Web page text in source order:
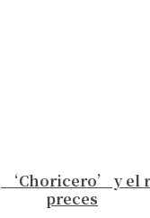
‘Choricero’ y el
preces